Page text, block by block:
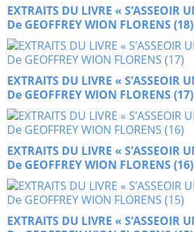
EXTRAITS DU LIVRE « S’ASSEOIR
De GEOFFREY WION FLORENS (18)
EXTRAITS DU LIVRE « S’ASSEOIR
De GEOFFREY WION FLORENS (17)
EXTRAITS DU LIVRE « S’ASSEOIR
De GEOFFREY WION FLORENS (16)
EXTRAITS DU LIVRE « S’ASSEOIR